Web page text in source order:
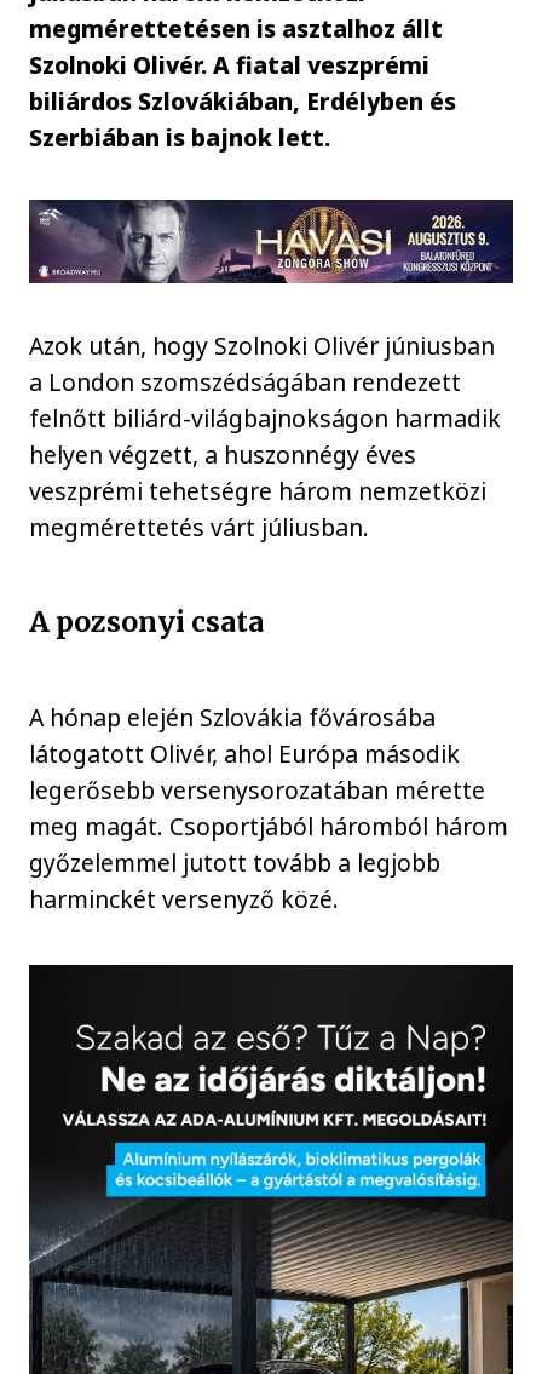
megmérettetésen is asztalhoz állt
Szolnoki Olivér. A fiatal veszprémi
biliárdos Szlovákiában, Erdélyben és
Szerbiában is bajnok lett.
Azok után, hogy Szolnoki Olivér júniusban
a London szomszédságában rendezett
felnőtt biliárd-világbajnokságon harmadik
helyen végzett, a huszonnégy éves
veszprémi tehetségre három nemzetközi
megmérettetés várt júliusban.
A pozsonyi csata
A hónap elején Szlovákia fővárosába
látogatott Olivér, ahol Európa második
legerősebb versenysorozatában mérette
meg magát. Csoportjából háromból három
győzelemmel jutott tovább a legjobb
harminckét versenyző közé.